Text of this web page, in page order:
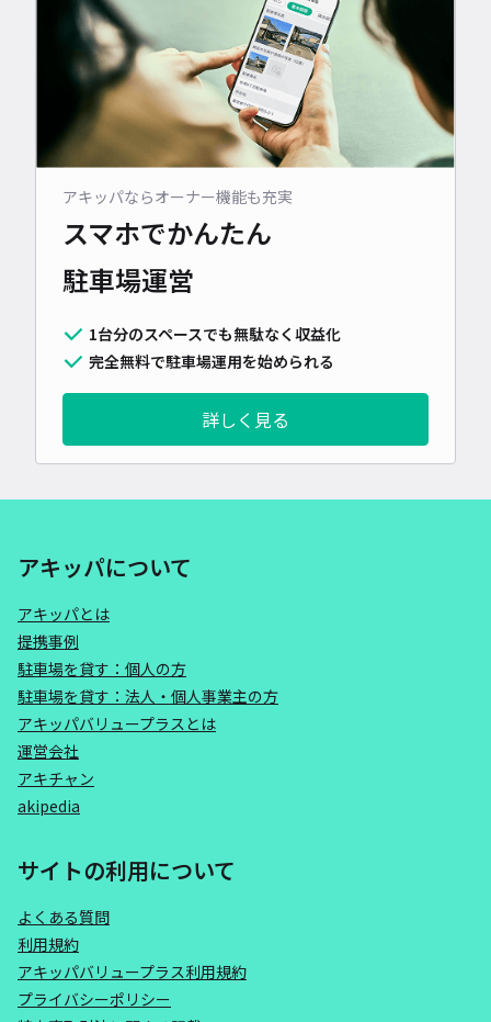
アキッパならオーナー機能も充実
スマホでかんたん
駐車場運営
1台分のスペースでも無駄なく収益化
完全無料で駐車場運用を始められる
詳しく見る
アキッパについて
アキッパとは
提携事例
駐車場を貸す：個人の方
駐車場を貸す：法人・個人事業主の方
アキッパバリュープラスとは
運営会社
アキチャン
akipedia
サイトの利用について
よくある質問
利用規約
アキッパバリュープラス利用規約
プライバシーポリシー